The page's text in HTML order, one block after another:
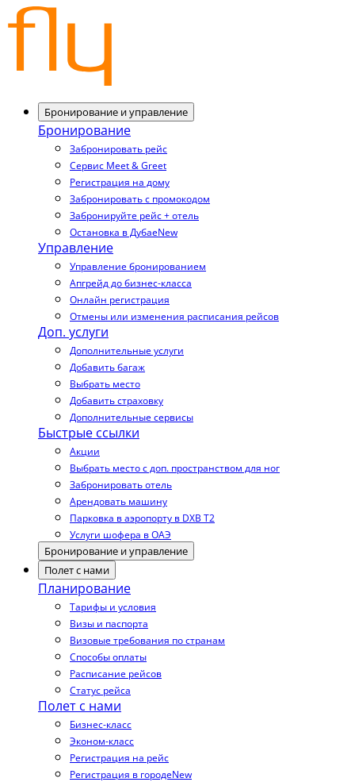
Бронирование и управление
Бронирование
Забронировать рейс
Сервис Meet & Greet
Регистрация на дому
Забронировать с промокодом
Забронируйте рейс + отель
Остановка в ДубаеNew
Управление
Управление бронированием
Апгрейд до бизнес-класса
Онлайн регистрация
Отмены или изменения расписания рейсов
Доп. услуги
Дополнительные услуги
Добавить багаж
Выбрать место
Добавить страховку
Дополнительные сервисы
Быстрые ссылки
Акции
Выбрать место с доп. пространством для ног
Забронировать отель
Арендовать машину
Парковка в аэропорту в DXB T2
Услуги шофера в ОАЭ
Бронирование и управление
Полет с нами
Планирование
Тарифы и условия
Визы и паспорта
Визовые требования по странам
Способы оплаты
Расписание рейсов
Статус рейса
Полет с нами
Бизнес-класс
Эконом-класс
Регистрация на рейс
Регистрация в городеNew